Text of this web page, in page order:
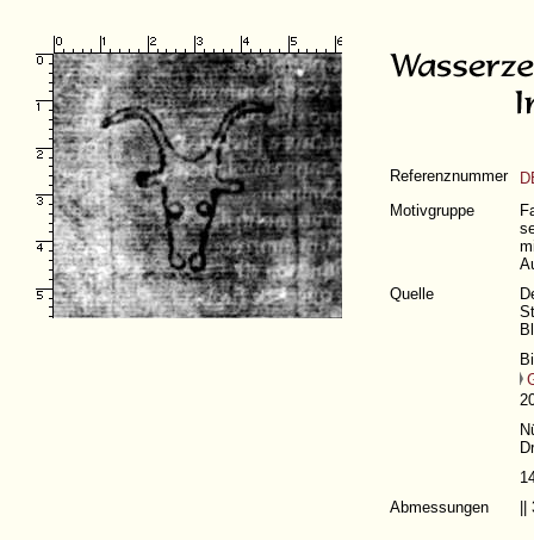
Referenznummer
Motivgruppe
Quelle
Abmessungen